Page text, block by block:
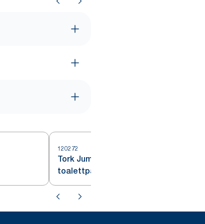
120272
Tork Jumbo tekercses
toalettpapír, fehér, T1